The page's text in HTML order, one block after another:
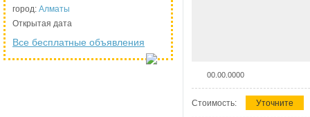
город: Алматы
Открытая дата
Все бесплатные объявления
00.00.0000
Стоимость: Уточните